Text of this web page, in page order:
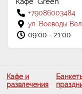
+79086003484
ул. Воеводы
09:00 - 21:00
Кафе и
развлечения